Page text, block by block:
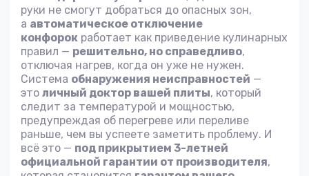
руки не смогут добраться до опасных зон,
а автоматическое отключение
конфорок работает как приведение кулинарных
правил — решительно, но справедливо,
отключая нагрев, когда он уже не нужен.
Система обнаружения неисправностей —
это личный доктор вашей плиты, который
следит за температурой и мощностью,
предупреждая об перегреве или переливе
раньше, чем вы успеете заметить проблему. И
всё это — под прикрытием 3-летней
официальной гарантии от производителя,